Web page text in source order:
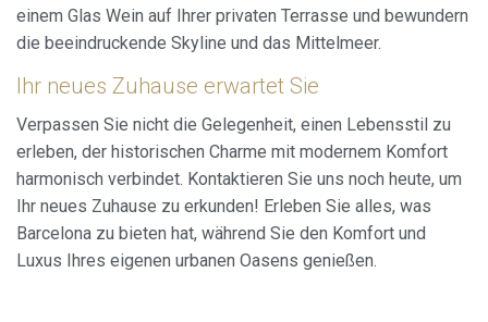
einem Glas Wein auf Ihrer privaten Terrasse und bewundern
die beeindruckende Skyline und das Mittelmeer.
Ihr neues Zuhause erwartet Sie
Verpassen Sie nicht die Gelegenheit, einen Lebensstil zu
erleben, der historischen Charme mit modernem Komfort
harmonisch verbindet. Kontaktieren Sie uns noch heute, um
Ihr neues Zuhause zu erkunden! Erleben Sie alles, was
Barcelona zu bieten hat, während Sie den Komfort und
Luxus Ihres eigenen urbanen Oasens genießen.